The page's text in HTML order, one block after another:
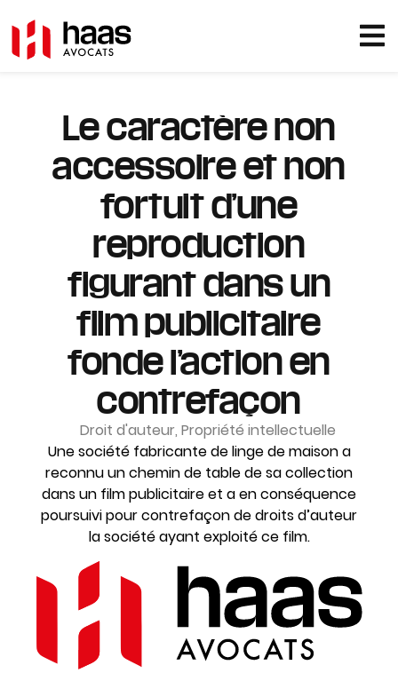
Le caractère non
accessoire et non
fortuit d’une
reproduction
figurant dans un
film publicitaire
fonde l’action en
contrefaçon
Droit d'auteur, Propriété intellectuelle
Une société fabricante de linge de maison a
reconnu un chemin de table de sa collection
dans un film publicitaire et a en conséquence
poursuivi pour contrefaçon de droits d’auteur
la société ayant exploité ce film.